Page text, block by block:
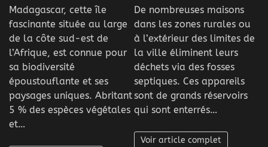
Madagascar, cette île
fascinante située au large
de la côte sud-est de
l’Afrique, est connue pour
sa biodiversité
époustouflante et ses
paysages uniques. Abritant
5 % des espèces végétales
et…
De nombreuses maisons
dans les zones rurales ou
à l’extérieur des limites de
la ville éliminent leurs
déchets via des fosses
septiques. Ces appareils
sont de grands réservoirs
qui sont enterrés…
Voir article complet